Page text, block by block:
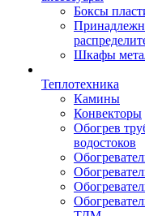
Боксы
Шкафы
Теплотехника
Камины
Конвекторы
Обогрев
водостоков